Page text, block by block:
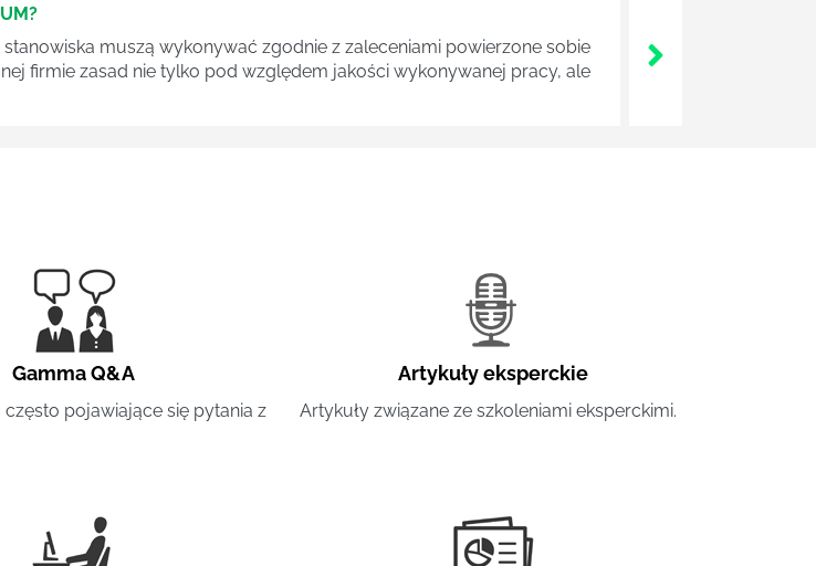
muszą wykonywać zgodnie z zaleceniami powierzone sobie
firmie zasad nie tylko pod względem jakości wykonywanej pracy, ale
Gamma Q&A
pojawiające się pytania z
Artykuły eksperckie
Artykuły związane ze szkoleniami eksperckimi.